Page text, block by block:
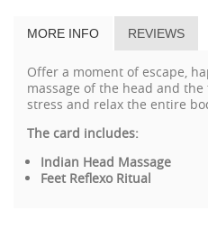
MORE INFO REVIEWS
Offer a moment of escape,
massage of the head and
stress and relax the entire
The card includes:
Indian Head Massage
Feet Reflexo Ritual